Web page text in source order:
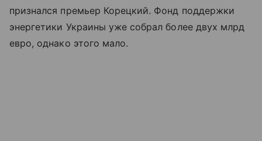
признался премьер Корецкий. Фонд поддержки
энергетики Украины уже собрал более двух млрд
евро, однако этого мало.